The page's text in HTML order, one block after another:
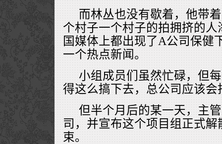
而林丛也没有歇着，他带
个村子一个村子的拍拥挤的
国媒体上都出现了A公司保健
一个热点新闻。
小组成员们虽然忙碌，但
得这么搞下去，总公司应该会
但半个月后的某一天，主
司，并宣布这个项目组正式
束。